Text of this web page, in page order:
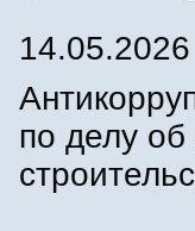
по делу об